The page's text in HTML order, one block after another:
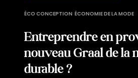
ÉCO CONCEPTION ÉCONOMIE DE LA MODE
Entreprendre en
nouveau Graal de la
durable ?